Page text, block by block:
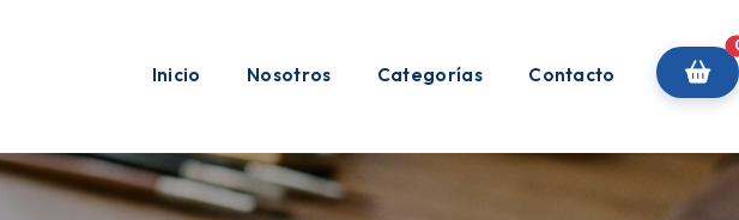
Inicio Nosotros Categorías Contacto